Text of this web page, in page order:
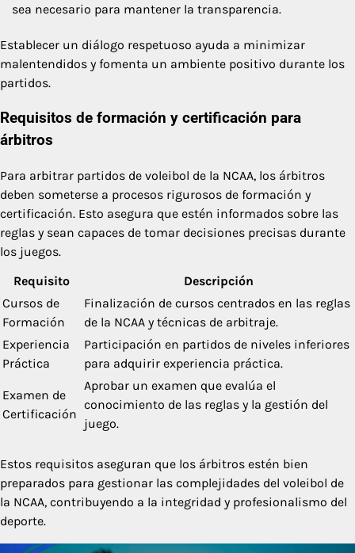
sea necesario para mantener la transparencia.
Establecer un diálogo respetuoso ayuda a minimizar
malentendidos y fomenta un ambiente positivo durante los
partidos.
Requisitos de formación y certificación para
árbitros
Para arbitrar partidos de voleibol de la NCAA, los árbitros
deben someterse a procesos rigurosos de formación y
certificación. Esto asegura que estén informados sobre las
reglas y sean capaces de tomar decisiones precisas durante
los juegos.
Requisito
Descripción
Cursos de
Formación
Finalización de cursos centrados en las reglas
de la NCAA y técnicas de arbitraje.
Experiencia
Práctica
Participación en partidos de niveles inferiores
para adquirir experiencia práctica.
Examen de
Certificación
Aprobar un examen que evalúa el
conocimiento de las reglas y la gestión del
juego.
Estos requisitos aseguran que los árbitros estén bien
preparados para gestionar las complejidades del voleibol de
la NCAA, contribuyendo a la integridad y profesionalismo del
deporte.